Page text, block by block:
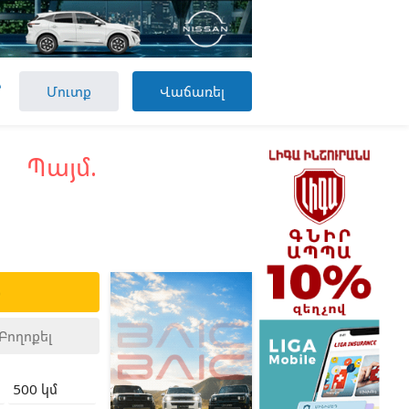
Վաճառել
Մուտք
Պայմ.
Բողոքել
500 կմ